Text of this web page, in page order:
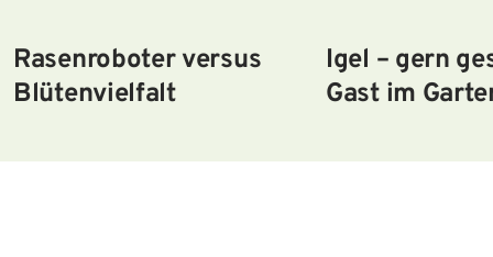
Rasenroboter versus
Blütenvielfalt
Igel – gern
Gast im